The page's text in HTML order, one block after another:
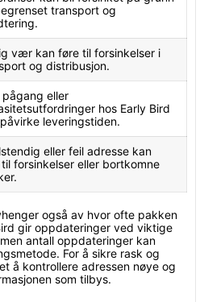
transport og
vær kan føre til forsinkelser i
og distribusjon.
pågang eller
hos Early Bird
leveringstiden.
eller feil adresse kan
forsinkelser eller bortkomne
også av hvor ofte pakken
gir oppdateringer ved viktige
antall oppdateringer kan
For å sikre rask og
å kontrollere adressen nøye og
som tilbys.